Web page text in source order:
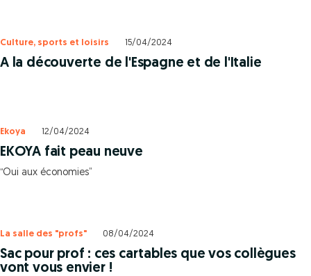
Culture, sports et loisirs 15/04/2024
A la découverte de l'Espagne et de l'Italie
Ekoya 12/04/2024
EKOYA fait peau neuve
“Oui aux économies”
La salle des "profs" 08/04/2024
Sac pour prof : ces cartables que vos collègues
vont vous envier !